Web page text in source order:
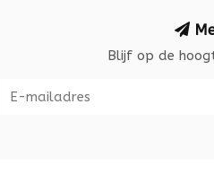
Blijf op de